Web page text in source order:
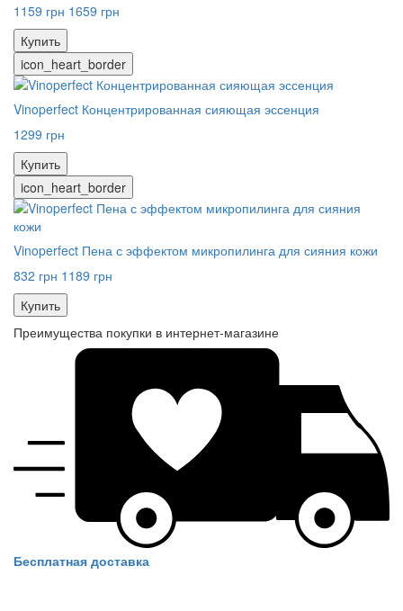
1159 грн 1659 грн
Купить
icon_heart_border
Vinoperfect Концентрированная сияющая эссенция
1299 грн
Купить
icon_heart_border
Vinoperfect Пена с эффектом микропилинга для сияния кожи
832 грн 1189 грн
Купить
Преимущества покупки в интернет-магазине
Бесплатная доставка